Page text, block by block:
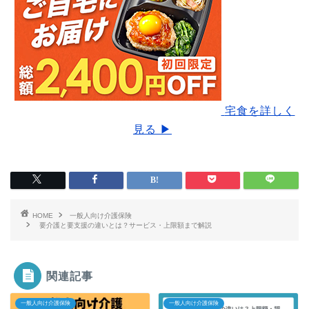
宅食を詳しく
見る ▶
HOME
一般人向け介護保険
要介護と要支援の違いとは？サービス・上限額まで解説
関連記事
一般人向け介護保険 一般人向け介護保険